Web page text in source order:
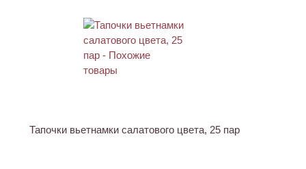
Тапочки вьетнамки салатового цвета, 25 пар